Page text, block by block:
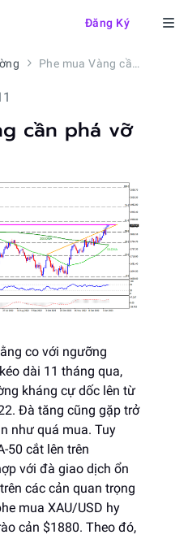
Đăng Ký
Phe mua Vàng cần phá vỡ mốc $1880
cần phá vỡ
co với ngưỡng
dài 11 tháng qua,
kháng cự dốc lên từ
Đà tăng cũng gặp trở
như quá mua. Tuy
50 cắt lên trên
với đà giao dịch ổn
các cản quan trọng
mua XAU/USD hy
cản $1880. Theo đó,